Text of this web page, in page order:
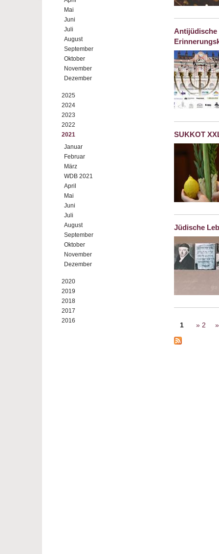
Mai
Juni
Juli
August
September
Oktober
November
Dezember
2025
2024
2023
2022
2021
Januar
Februar
März
WDB 2021
April
Mai
Juni
Juli
August
September
Oktober
November
Dezember
2020
2019
2018
2017
2016
Antijüdische
SUKKOT
Jüdische
Seiten
1 2